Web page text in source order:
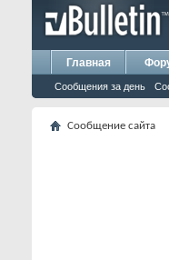
Главная
Сообщения за день
Сообщение сайта